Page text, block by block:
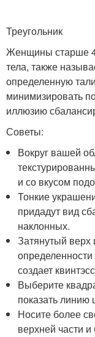
Треугольник
Женщины старше
тела, также
определенную
минимизировать
иллюзию
Советы:
Вокруг вашей
и со вкусом
Тонкие
придадут вид
наклонных.
Затянутый
создает
Выберите
показать линию
Носите более
верхней части